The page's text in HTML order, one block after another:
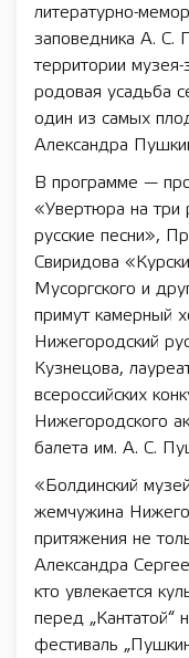
литературно-
заповедника А. С.
территории
родовая усадьба
один из самых
Александра
В программе —
«Увертюра на три
русские песни»,
Свиридова
Мусоргского и
примут камерный
Нижегородский
Кузнецова,
всероссийских
Нижегородского
балета им. А. С.
«Болдинский
жемчужина
притяжения не
Александра
кто увлекается
перед „Кантатой“
фестиваль